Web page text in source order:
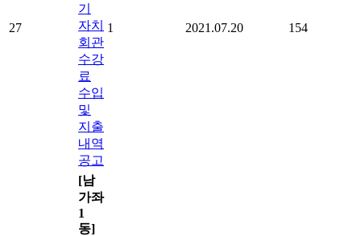
27
기
자치
회관
수강
료
수입
및
지출
내역
공고
1 2021.07.20 154
[남
가좌
1
동]